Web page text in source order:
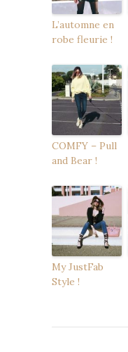
L’automne en
robe fleurie !
COMFY – Pull
and Bear !
My JustFab
Style !